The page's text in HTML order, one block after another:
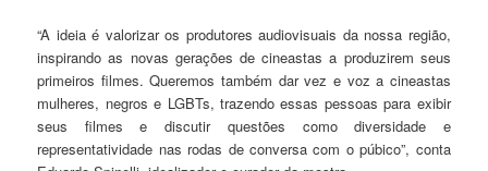
“A ideia é valorizar os produtores audiovisuais da nossa região,
inspirando as novas gerações de cineastas a produzirem seus
primeiros filmes. Queremos também dar vez e voz a cineastas
mulheres, negros e LGBTs, trazendo essas pessoas para exibir
seus filmes e discutir questões como diversidade e
representatividade nas rodas de conversa com o púbico”, conta